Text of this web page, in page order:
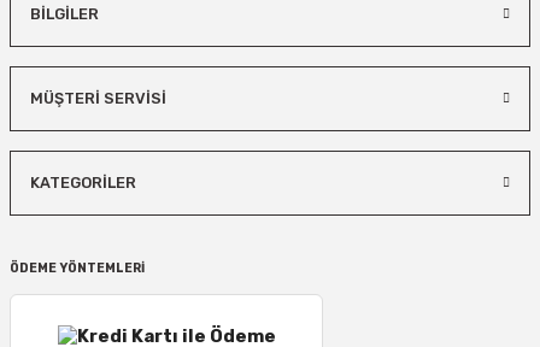
BİLGİLER
MÜŞTERİ SERVİSİ
KATEGORİLER
ÖDEME YÖNTEMLERİ